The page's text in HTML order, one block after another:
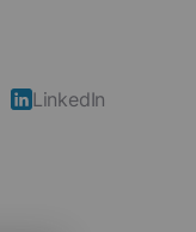
LinkedIn